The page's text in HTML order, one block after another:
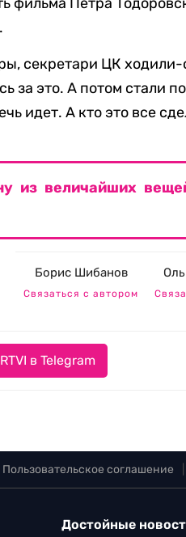
секретари ЦК
за это. А потом стали
идет. А кто это все
из величайших
Борис Шибанов
Связаться с автором
в Telegram
Пользовательское соглашение
Достойные